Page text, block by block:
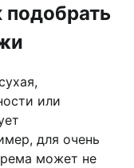
или
для очень
может не